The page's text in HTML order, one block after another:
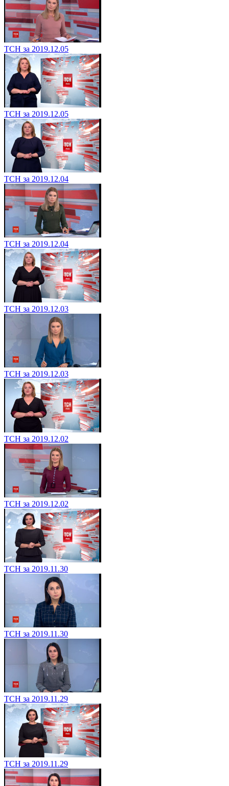
ТСН за 2019.12.05
ТСН за 2019.12.05
ТСН за 2019.12.04
ТСН за 2019.12.04
ТСН за 2019.12.03
ТСН за 2019.12.03
ТСН за 2019.12.02
ТСН за 2019.12.02
ТСН за 2019.11.30
ТСН за 2019.11.30
ТСН за 2019.11.29
ТСН за 2019.11.29